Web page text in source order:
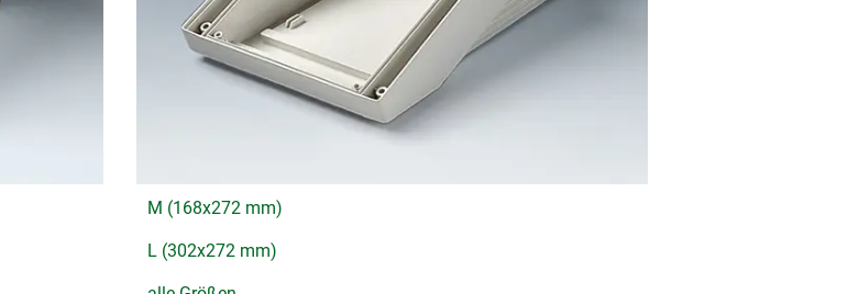
M (168x272 mm)
L (302x272 mm)